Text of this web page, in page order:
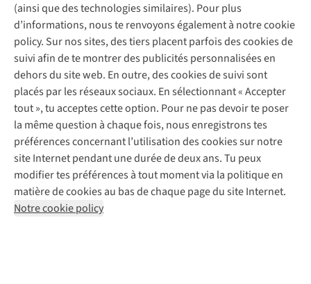
(ainsi que des technologies similaires). Pour plus
d’informations, nous te renvoyons également à notre cookie
policy. Sur nos sites, des tiers placent parfois des cookies de
suivi afin de te montrer des publicités personnalisées en
dehors du site web. En outre, des cookies de suivi sont
placés par les réseaux sociaux. En sélectionnant « Accepter
tout », tu acceptes cette option. Pour ne pas devoir te poser
la même question à chaque fois, nous enregistrons tes
préférences concernant l’utilisation des cookies sur notre
site Internet pendant une durée de deux ans. Tu peux
modifier tes préférences à tout moment via la politique en
matière de cookies au bas de chaque page du site Internet.
Notre cookie policy
Questions fréquentes
Commander
Payer
10 % réduction étudiants
Klarna : post-paiement
Livraison
Retourner
Rétractation d'une commande
Garantie
Contact
Nos services
Vintage - ReJUsed
Atelier de couture
Personal shopping
Boîte à vêtements
Événements / ateliers
Juttu
Qui sommes-nous ?
Juttu Friends
Inspiration
Travailler chez Juttu
Nos magasins
Le monde de Juttu
Entrepreneuriat responsable
Déclaration d’accessibilité
Abonne-toi à la newsletter
Suivez-nous